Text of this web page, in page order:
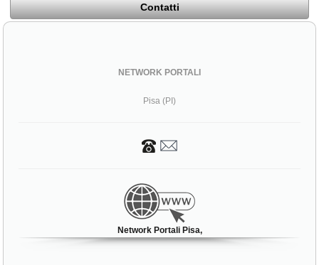
Contatti
NETWORK PORTALI
Pisa (PI)
Network Portali Pisa,